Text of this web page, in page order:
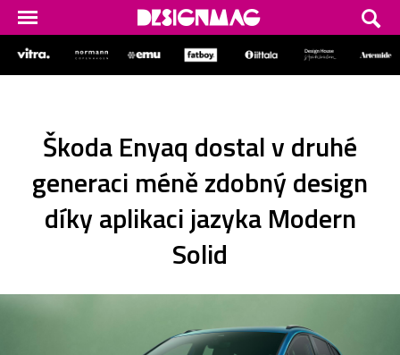
Škoda Enyaq dostal v druhé
generaci méně zdobný design
díky aplikaci jazyka Modern
Solid